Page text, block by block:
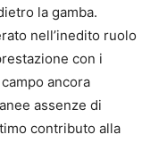
la gamba.
nell’inedito ruolo
con i
ancora
assenze di
contributo alla